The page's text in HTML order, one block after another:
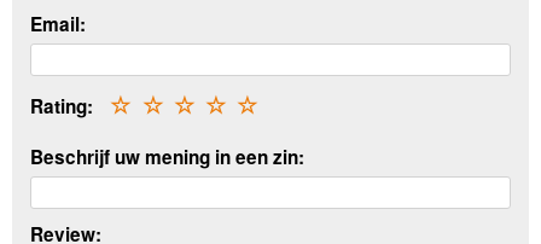
Email:
Rating: ☆
☆
☆
☆
☆
Beschrijf uw mening in een zin:
Review: